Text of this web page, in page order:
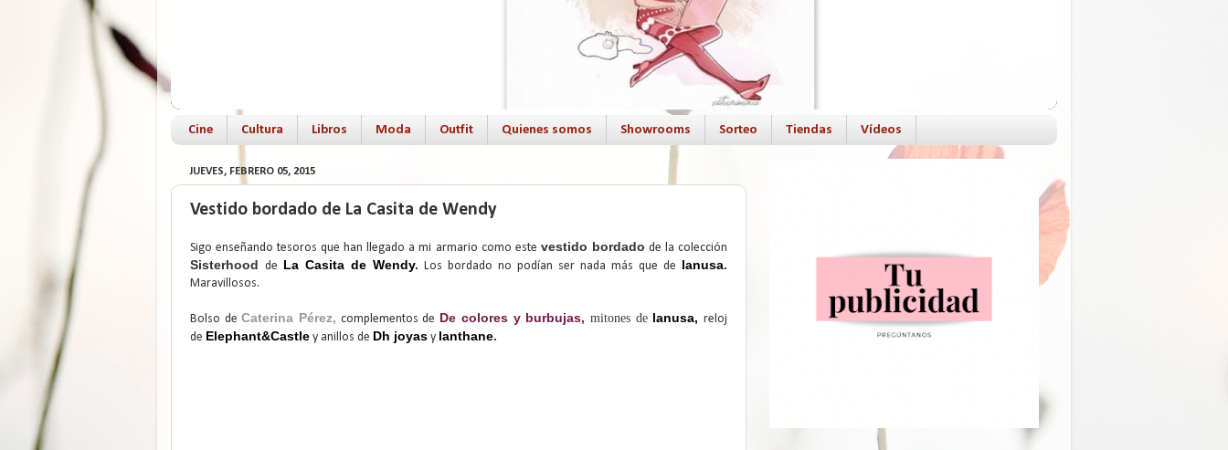
Cine Cultura Libros Moda Outfit Quienes somos Showrooms Sorteo Tiendas Vídeos
JUEVES, FEBRERO 05, 2015
Vestido bordado de La Casita de Wendy
Sigo enseñando tesoros que han llegado a mi armario como este vestido bordado de la colección
Sisterhood de La Casita de Wendy. Los bordado no podían ser nada más que de lanusa.
Maravillosos.
Bolso deCaterina Pérez, complementos de De colores y burbujas, mitones de lanusa, reloj
de Elephant&Castle y anillos de Dh joyas y lanthane.